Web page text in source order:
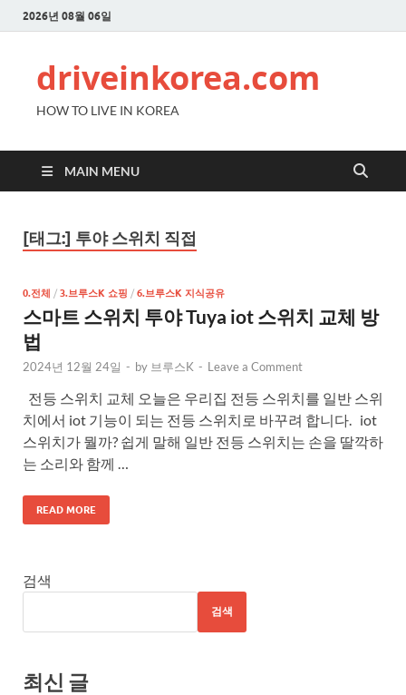
2026년 08월 06일
driveinkorea.com
HOW TO LIVE IN KOREA
MAIN MENU
[태그:] 투야 스위치 직접
0.전체 / 3.브루스K 쇼핑 / 6.브루스K 지식공유
스마트 스위치 투야 Tuya iot 스위치 교체 방
법
2024년 12월 24일 - by 브루스K - Leave a Comment
전등 스위치 교체 오늘은 우리집 전등 스위치를 일반 스위
치에서 iot 기능이 되는 전등 스위치로 바꾸려 합니다. iot
스위치가 뭘까? 쉽게 말해 일반 전등 스위치는 손을 딸깍하
는 소리와 함께 …
READ MORE
검색
검색
최신 글